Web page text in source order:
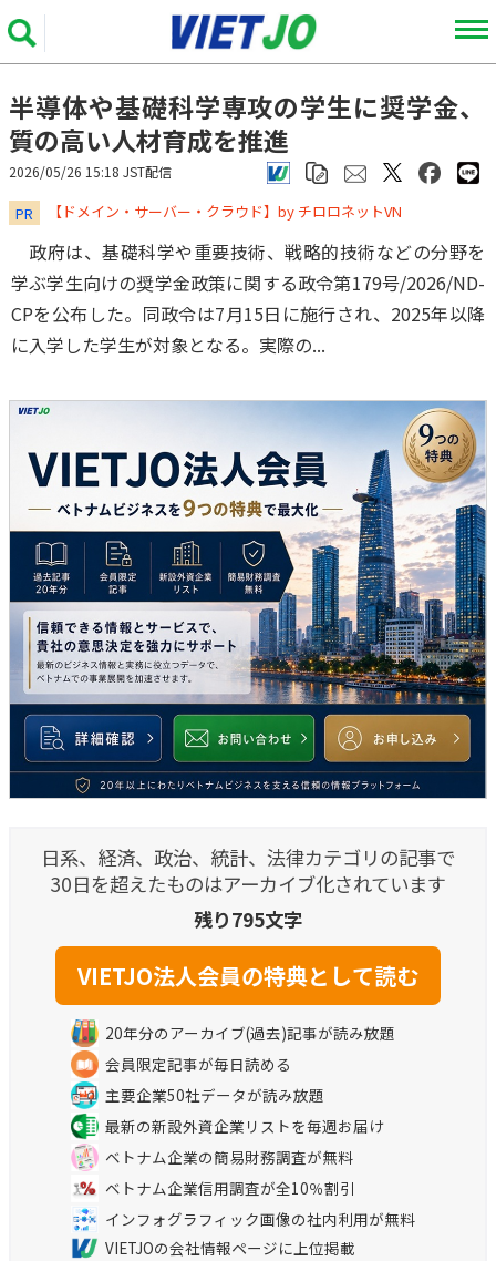
半導体や基礎科学専攻の学生に奨学金、
質の高い人材育成を推進
2026/05/26 15:18 JST配信
PR ​​​​​​​【ドメイン・サーバー・クラウド】by チロロネットVN
政府は、基礎科学や重要技術、戦略的技術などの分野を
学ぶ学生向けの奨学金政策に関する政令第179号/2026/ND-
CPを公布した。同政令は7月15日に施行され、2025年以降
に入学した学生が対象となる。実際の...
日系、経済、政治、統計、法律カテゴリの記事で
30日を超えたものはアーカイブ化されています
残り795文字
20年分のアーカイブ(過去)記事が読み放題
会員限定記事が毎日読める
主要企業50社データが読み放題
最新の新設外資企業リストを毎週お届け
ベトナム企業の簡易財務調査が無料
ベトナム企業信用調査が全10％割引
インフォグラフィック画像の社内利用が無料
VIETJOの会社情報ページに上位掲載